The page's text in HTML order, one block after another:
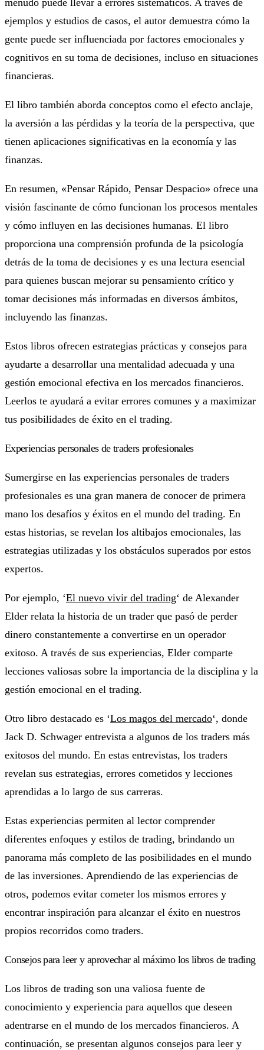
ejemplos y estudios de casos, el autor demuestra cómo la
gente puede ser influenciada por factores emocionales y
cognitivos en su toma de decisiones, incluso en situaciones
financieras.
El libro también aborda conceptos como el efecto anclaje,
la aversión a las pérdidas y la teoría de la perspectiva, que
tienen aplicaciones significativas en la economía y las
finanzas.
En resumen, «Pensar Rápido, Pensar Despacio» ofrece una
visión fascinante de cómo funcionan los procesos mentales
y cómo influyen en las decisiones humanas. El libro
proporciona una comprensión profunda de la psicología
detrás de la toma de decisiones y es una lectura esencial
para quienes buscan mejorar su pensamiento crítico y
tomar decisiones más informadas en diversos ámbitos,
incluyendo las finanzas.
Estos libros ofrecen estrategias prácticas y consejos para
ayudarte a desarrollar una mentalidad adecuada y una
gestión emocional efectiva en los mercados financieros.
Leerlos te ayudará a evitar errores comunes y a maximizar
tus posibilidades de éxito en el trading.
Experiencias personales de traders profesionales
Sumergirse en las experiencias personales de traders
profesionales es una gran manera de conocer de primera
mano los desafíos y éxitos en el mundo del trading. En
estas historias, se revelan los altibajos emocionales, las
estrategias utilizadas y los obstáculos superados por estos
expertos.
Por ejemplo, ‘El nuevo vivir del trading‘ de Alexander
Elder relata la historia de un trader que pasó de perder
dinero constantemente a convertirse en un operador
exitoso. A través de sus experiencias, Elder comparte
lecciones valiosas sobre la importancia de la disciplina y la
gestión emocional en el trading.
Otro libro destacado es ‘Los magos del mercado‘, donde
Jack D. Schwager entrevista a algunos de los traders más
exitosos del mundo. En estas entrevistas, los traders
revelan sus estrategias, errores cometidos y lecciones
aprendidas a lo largo de sus carreras.
Estas experiencias permiten al lector comprender
diferentes enfoques y estilos de trading, brindando un
panorama más completo de las posibilidades en el mundo
de las inversiones. Aprendiendo de las experiencias de
otros, podemos evitar cometer los mismos errores y
encontrar inspiración para alcanzar el éxito en nuestros
propios recorridos como traders.
Consejos para leer y aprovechar al máximo los libros de trading
Los libros de trading son una valiosa fuente de
conocimiento y experiencia para aquellos que deseen
adentrarse en el mundo de los mercados financieros. A
continuación, se presentan algunos consejos para leer y